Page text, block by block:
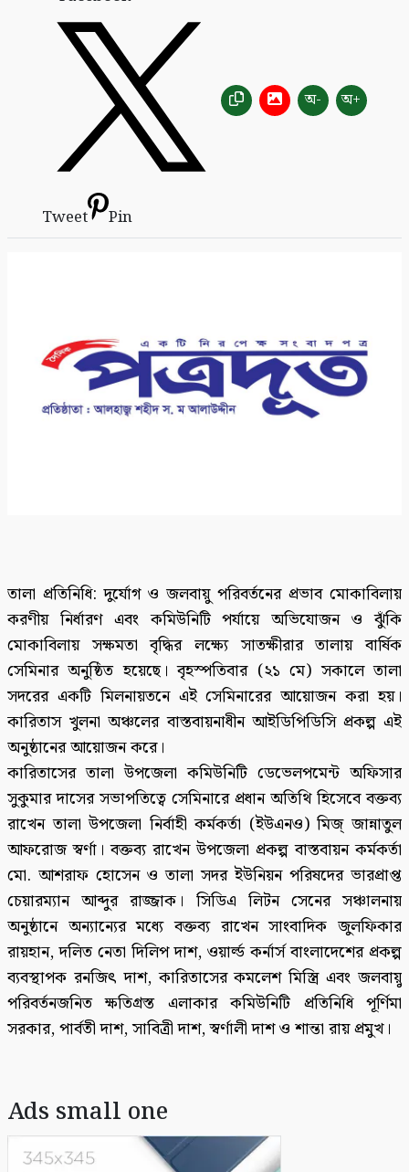
Tweet Pin
অ- অ+
তালা প্রতিনিধি: দুর্যোগ ও জলবায়ু পরিবর্তনের প্রভাব মোকাবিলায়
করণীয় নির্ধারণ এবং কমিউনিটি পর্যায়ে অভিযোজন ও ঝুঁকি
মোকাবিলায় সক্ষমতা বৃদ্ধির লক্ষ্যে সাতক্ষীরার তালায় বার্ষিক
সেমিনার অনুষ্ঠিত হয়েছে। বৃহস্পতিবার (২১ মে) সকালে তালা
সদরের একটি মিলনায়তনে এই সেমিনারের আয়োজন করা হয়।
কারিতাস খুলনা অঞ্চলের বাস্তবায়নাধীন আইডিপিডিসি প্রকল্প এই
অনুষ্ঠানের আয়োজন করে।
কারিতাসের তালা উপজেলা কমিউনিটি ডেভেলপমেন্ট অফিসার
সুকুমার দাসের সভাপতিত্বে সেমিনারে প্রধান অতিথি হিসেবে বক্তব্য
রাখেন তালা উপজেলা নির্বাহী কর্মকর্তা (ইউএনও) মিজ্ জান্নাতুল
আফরোজ স্বর্ণা। বক্তব্য রাখেন উপজেলা প্রকল্প বাস্তবায়ন কর্মকর্তা
মো. আশরাফ হোসেন ও তালা সদর ইউনিয়ন পরিষদের ভারপ্রাপ্ত
চেয়ারম্যান আব্দুর রাজ্জাক। সিডিএ লিটন সেনের সঞ্চালনায়
অনুষ্ঠানে অন্যান্যের মধ্যে বক্তব্য রাখেন সাংবাদিক জুলফিকার
রায়হান, দলিত নেতা দিলিপ দাশ, ওয়ার্ল্ড কর্নার্স বাংলাদেশের প্রকল্প
ব্যবস্থাপক রনজিৎ দাশ, কারিতাসের কমলেশ মিস্ত্রি এবং জলবায়ু
পরিবর্তনজনিত ক্ষতিগ্রস্ত এলাকার কমিউনিটি প্রতিনিধি পূর্ণিমা
সরকার, পার্বতী দাশ, সাবিত্রী দাশ, স্বর্ণালী দাশ ও শান্তা রায় প্রমুখ।
Ads small one